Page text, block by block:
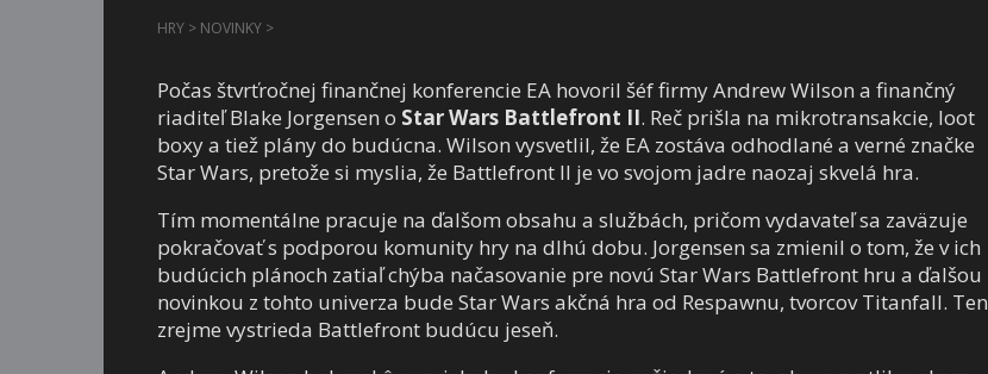
HRY > NOVINKY >
Počas štvrťročnej finančnej konferencie EA hovoril šéf firmy Andrew Wilson a finančný
riaditeľ Blake Jorgensen o Star Wars Battlefront II. Reč prišla na mikrotransakcie, loot
boxy a tiež plány do budúcna. Wilson vysvetlil, že EA zostáva odhodlané a verné značke
Star Wars, pretože si myslia, že Battlefront II je vo svojom jadre naozaj skvelá hra.
Tím momentálne pracuje na ďalšom obsahu a službách, pričom vydavateľ sa zaväzuje
pokračovať s podporou komunity hry na dlhú dobu. Jorgensen sa zmienil o tom, že v ich
budúcich plánoch zatiaľ chýba načasovanie pre novú Star Wars Battlefront hru a ďalšou
novinkou z tohto univerza bude Star Wars akčná hra od Respawnu, tvorcov Titanfall. Ten
zrejme vystrieda Battlefront budúcu jeseň.